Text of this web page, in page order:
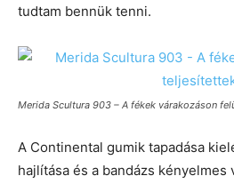
tudtam bennük tenni.
Merida Scultura 903 – A fékek várakozáson
A Continental gumik tapadása
hajlítása és a bandázs